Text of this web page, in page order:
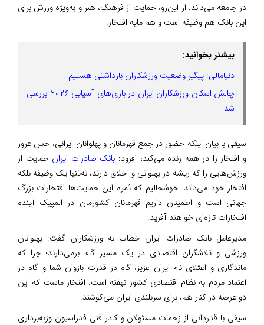
در جامعه می‌داند. از این‌رو، حمایت از فرهنگ، هنر و به‌ویژه ورزش برای
این بانک هم وظیفه است و هم مایه افتخار.
بیشتر بخوانید:
دنیامالی: پیگیر وضعیت ورزشکاران بازداشتی هستیم
چالش اسکان ورزشکاران ایران در بازی‌های آسیایی ۲۰۲۶ بررسی
شد
سیفی با بیان اینکه حضور در جمع قهرمانان و پهلوانان ایرانی، حس غرور
و افتخار را در همه زنده می‌کند، افزود: بانک صادرات ایران حمایت از
ورزش‌هایی را که ریشه در پهلوانی و اخلاق دارند، نه‌تنها یک وظیفه بلکه
افتخار خود می‌داند. خوشحالیم که ثمره این حمایت‌ها افتخارات بزرگ
جهانی است و اطمینان داریم قهرمانان کشورمان در المپیک آینده
افتخارات تازه‌ای خواهند آفرید.
مدیرعامل بانک صادرات ایران خطاب به ورزشکاران گفت: پهلوانان
ورزشی و تلاشگران اقتصادی در یک مسیر گام برمی‌دارند؛ چرا که
ماندگاری و اعتلای نام ایران عزیز، گاه در قدرت بازوان شما و گاه در
اعتماد مردم به نظام اقتصادی کشور نهفته است. افتخار ماست که این
دو عرصه در کنار هم، برای سربلندی ایران می‌کوشند.
سیفی با قدردانی از زحمات مسئولان و کادر فنی فدراسیون وزنه‌برداری